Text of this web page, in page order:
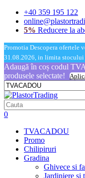
+40 359 195 122
5% Reducere la
Promotia Descopera ofertele
31.08.2026, in limita
Adaugă în coș codul
produsele selectate!
0
TVACADOU
Promo
Chilipiruri
Gradina
Ghivece si
Jardiniere si